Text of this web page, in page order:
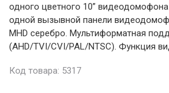
одного цветного 10” видеодомофона
одной вызывной панели
MHD серебро. Мультиформатная
(AHD/TVI/CVI/PAL/NTSC). Функция
Код товара: 5317